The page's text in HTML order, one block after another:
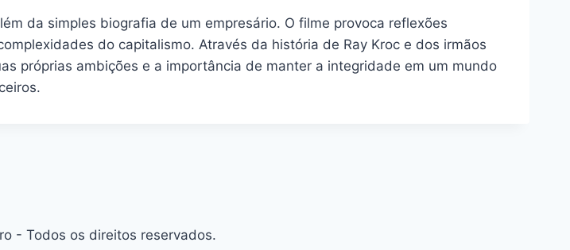
da simples biografia de um empresário. O filme provoca reflexões
do capitalismo. Através da história de Ray Kroc e dos irmãos
próprias ambições e a importância de manter a integridade em um mundo
- Todos os direitos reservados.